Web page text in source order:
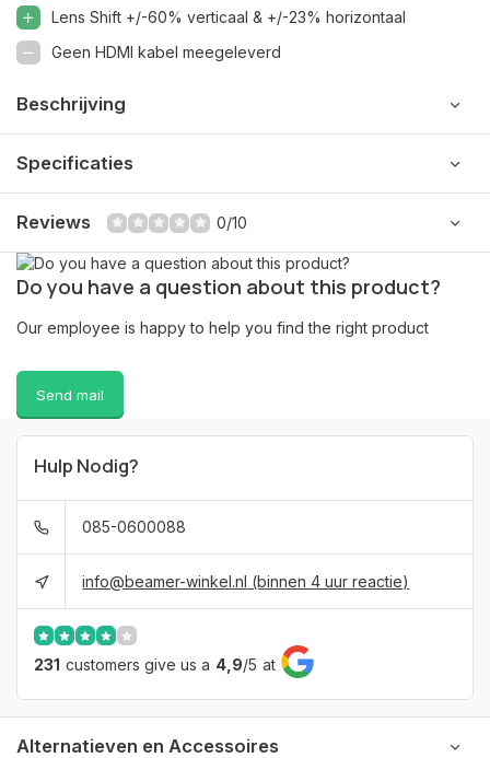
Lens Shift +/-60% verticaal & +/-23% horizontaal
Geen HDMI kabel meegeleverd
Beschrijving
Specificaties
Reviews 0/10
Do you have a question about this product?
Our employee is happy to help you find the right product
Send mail
Hulp Nodig?
085-0600088
info@beamer-winkel.nl (binnen 4 uur reactie)
231 customers give us a 4,9/5 at
Alternatieven en Accessoires